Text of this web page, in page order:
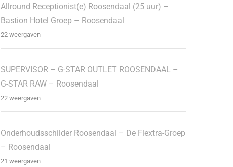
Allround Receptionist(e) Roosendaal (25 uur) –
Bastion Hotel Groep – Roosendaal
22 weergaven
SUPERVISOR – G-STAR OUTLET ROOSENDAAL –
G-STAR RAW – Roosendaal
22 weergaven
Onderhoudsschilder Roosendaal – De Flextra-Groep
– Roosendaal
21 weergaven